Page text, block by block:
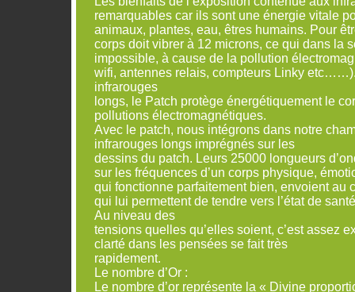
remarquables car ils sont une énergie vitale
animaux, plantes, eau, êtres humains. Pour
corps doit vibrer à 12 microns, ce qui dans la
impossible, à cause de la pollution
wifi, antennes relais, compteurs Linky
infrarouges
longs, le Patch protège énergétiquement le
pollutions électromagnétiques.
Avec le patch, nous intégrons dans notre
infrarouges longs imprégnés sur les
dessins du patch. Leurs 25000 longueurs
sur les fréquences d’un corps physique,
qui fonctionne parfaitement bien, envoient au
qui lui permettent de tendre vers l’état de
Au niveau des
tensions quelles qu’elles soient, c’est assez
clarté dans les pensées se fait très
rapidement.
Le nombre d’Or :
Le nombre d’or représente la « Divine